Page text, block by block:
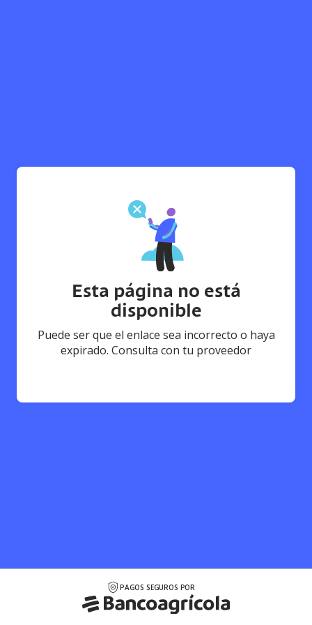
Esta página no está
disponible
Puede ser que el enlace sea incorrecto o haya
expirado. Consulta con tu proveedor
PAGOS SEGUROS POR